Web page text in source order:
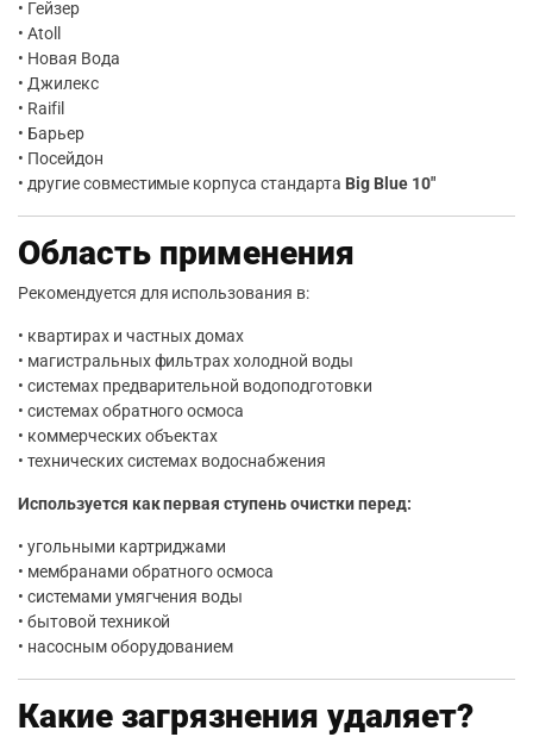
• Гейзер
• Atoll
• Новая Вода
• Джилекс
• Raifil
• Барьер
• Посейдон
• другие совместимые корпуса стандарта Big Blue 10″
Область применения
Рекомендуется для использования в:
• квартирах и частных домах
• магистральных фильтрах холодной воды
• системах предварительной водоподготовки
• системах обратного осмоса
• коммерческих объектах
• технических системах водоснабжения
Используется как первая ступень очистки перед:
• угольными картриджами
• мембранами обратного осмоса
• системами умягчения воды
• бытовой техникой
• насосным оборудованием
Какие загрязнения удаляет?